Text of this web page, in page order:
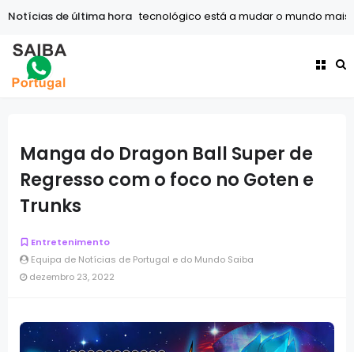
Tecnologia O avanço tecnológico está a mudar o mundo mais
Notícias de última hora
Manga do Dragon Ball Super de
Regresso com o foco no Goten e
Trunks
Entretenimento
Equipa de Notícias de Portugal e do Mundo Saiba
dezembro 23, 2022